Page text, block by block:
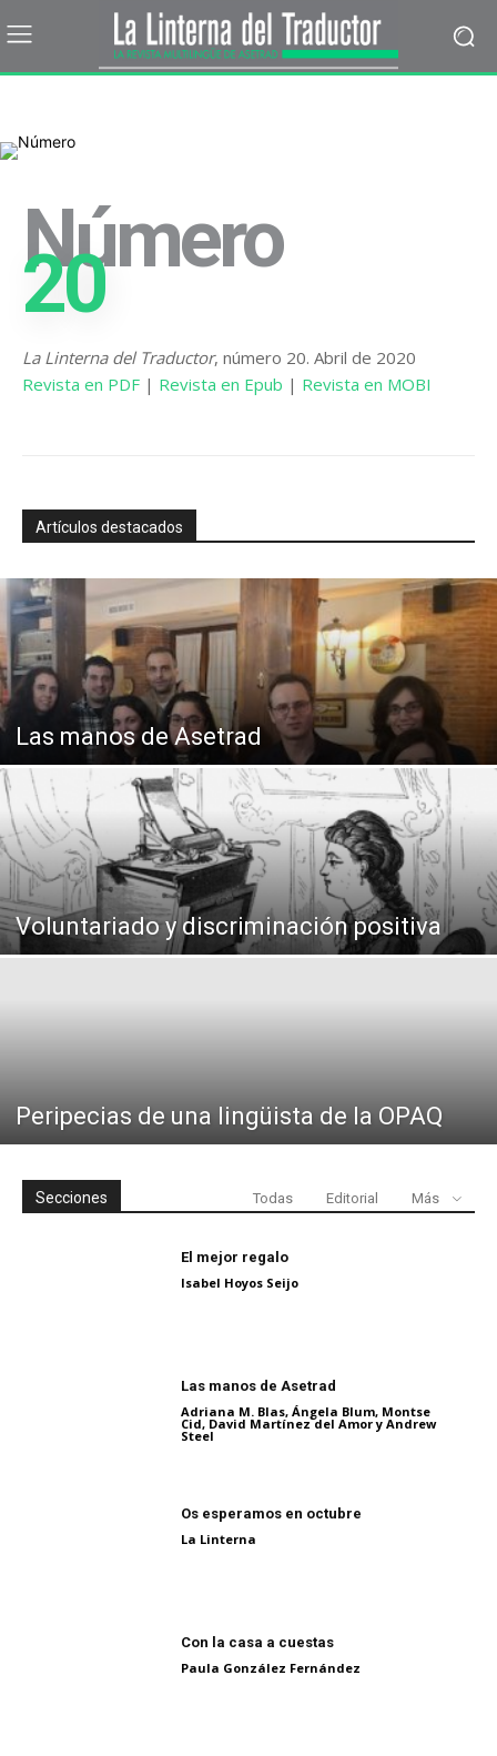
Número
20
La Linterna del Traductor, número 20. Abril de 2020
Revista en PDF | Revista en Epub | Revista en MOBI
Artículos destacados
Las manos de Asetrad
Voluntariado y discriminación positiva
Peripecias de una lingüista de la OPAQ
Secciones Todas Editorial Más
El mejor regalo
Isabel Hoyos Seijo
Las manos de Asetrad
Adriana M. Blas, Ángela Blum, Montse
Cid, David Martínez del Amor y Andrew
Steel
Os esperamos en octubre
La Linterna
Con la casa a cuestas
Paula González Fernández